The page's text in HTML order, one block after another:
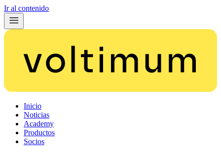
Ir al contenido
Inicio
Noticias
Academy
Productos
Socios